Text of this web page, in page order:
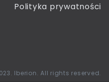
Polityka prywatności
Iberion. All rights reserved.